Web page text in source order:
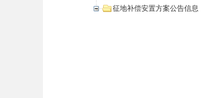
征地补偿安置方案公告信息